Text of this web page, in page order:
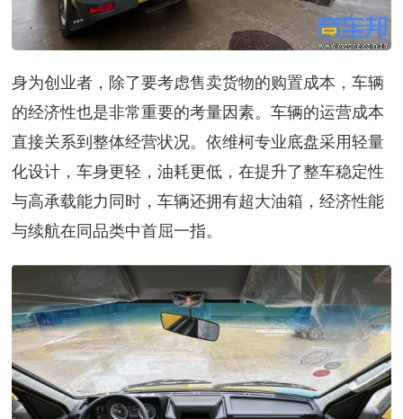
身为创业者，除了要考虑售卖货物的购置成本，车辆
的经济性也是非常重要的考量因素。车辆的运营成本
直接关系到整体经营状况。依维柯专业底盘采用轻量
化设计，车身更轻，油耗更低，在提升了整车稳定性
与高承载能力同时，车辆还拥有超大油箱，经济性能
与续航在同品类中首屈一指。